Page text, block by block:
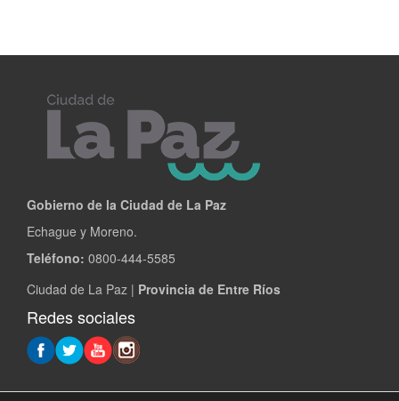
Gobierno de la Ciudad de La Paz
Echague y Moreno.
Teléfono: 0800-444-5585
Ciudad de La Paz | Provincia de Entre Ríos
Redes sociales